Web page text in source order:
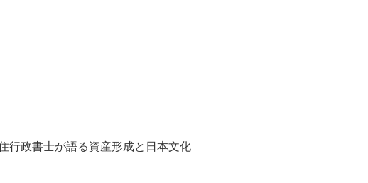
行政書士が語る資産形成と日本文化